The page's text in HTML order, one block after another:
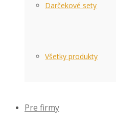
Darčekové sety
Všetky produkty
Pre firmy